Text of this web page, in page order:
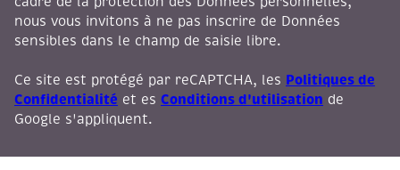
nous vous invitons à ne pas inscrire de Données
sensibles dans le champ de saisie libre.
Ce site est protégé par reCAPTCHA, les Politiques de
Confidentialité et es Conditions d'utilisation de
Google s'appliquent.